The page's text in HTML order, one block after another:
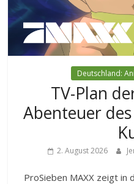
Deutschland:
TV-Plan
Abenteuer
2. August 2026
ProSieben MAXX zeigt in